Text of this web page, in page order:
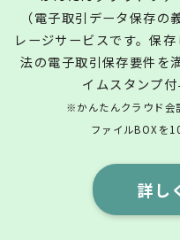
詳し
（電子取引データ保存
レージサービスです。保
法の電子取引保存要件を
イムスタンプ付
※かんたんクラウド会
ファイルBOXを